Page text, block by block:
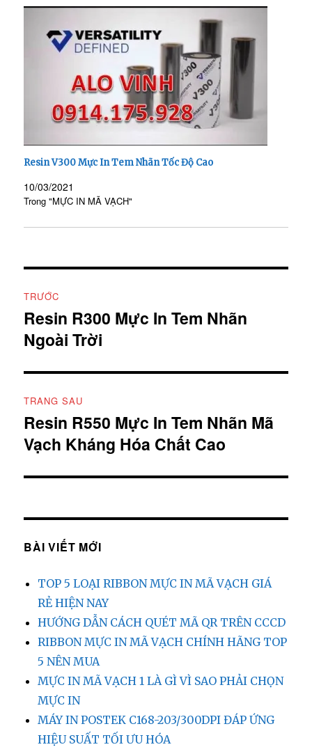
Resin V300 Mực In Tem Nhãn Tốc Độ Cao
10/03/2021
Trong "MỰC IN MÃ VẠCH"
hướng
bài
viết
TRƯỚC
Bài
viết
Resin R300 Mực In Tem Nhãn
Ngoài Trời
TRANG SAU
Bài
tiếp
Resin R550 Mực In Tem Nhãn Mã
Vạch Kháng Hóa Chất Cao
BÀI VIẾT MỚI
TOP 5 LOẠI RIBBON MỰC IN MÃ VẠCH GIÁ
RẺ HIỆN NAY
HƯỚNG DẪN CÁCH QUÉT MÃ QR TRÊN CCCD
RIBBON MỰC IN MÃ VẠCH CHÍNH HÃNG TOP
5 NÊN MUA
MỰC IN MÃ VẠCH 1 LÀ GÌ VÌ SAO PHẢI CHỌN
MỰC IN
MÁY IN POSTEK C168-203/300DPI ĐÁP ỨNG
HIỆU SUẤT TỐI ƯU HÓA